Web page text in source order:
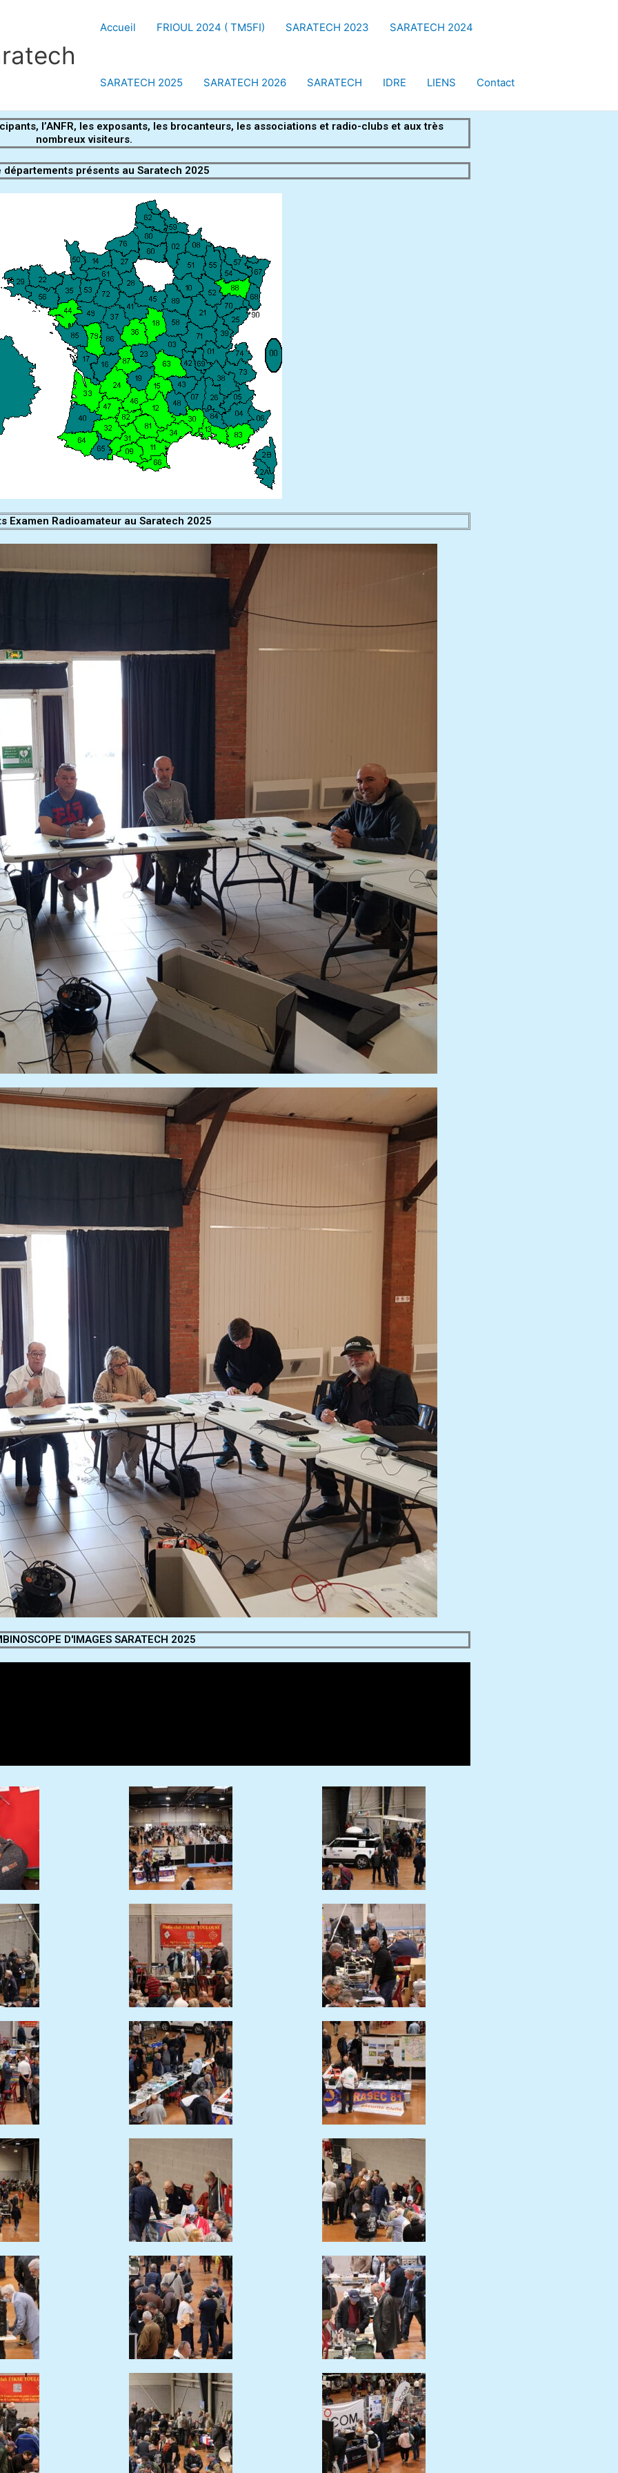
Accueil FRIOUL 2024 ( TM5FI) SARATECH 2023 SARATECH 2024
SARATECH 2025 SARATECH 2026 SARATECH IDRE LIENS Contact
l’ANFR, les exposants, les brocanteurs, les associations et radio-clubs et aux très
nombreux visiteurs.
départements présents au Saratech 2025
Examen Radioamateur au Saratech 2025
D'IMAGES SARATECH 2025